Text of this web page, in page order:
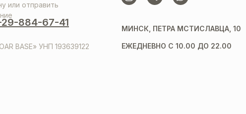
или отправить
884-67-41
BASE» УНП 193639122
МИНСК, ПЕТРА МСТИСЛАВЦА, 10
ЕЖЕДНЕВНО С 10.00 ДО 22.00